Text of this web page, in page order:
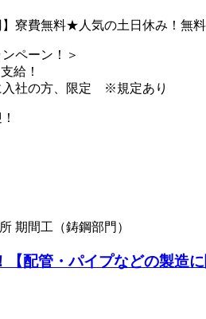
】寮費無料★人気の土日休み！無料
ペーン！＞
給！
入社の方、限定 ※規定あり
期間工（鋳鋼部門）
【配管・パイプなどの製造